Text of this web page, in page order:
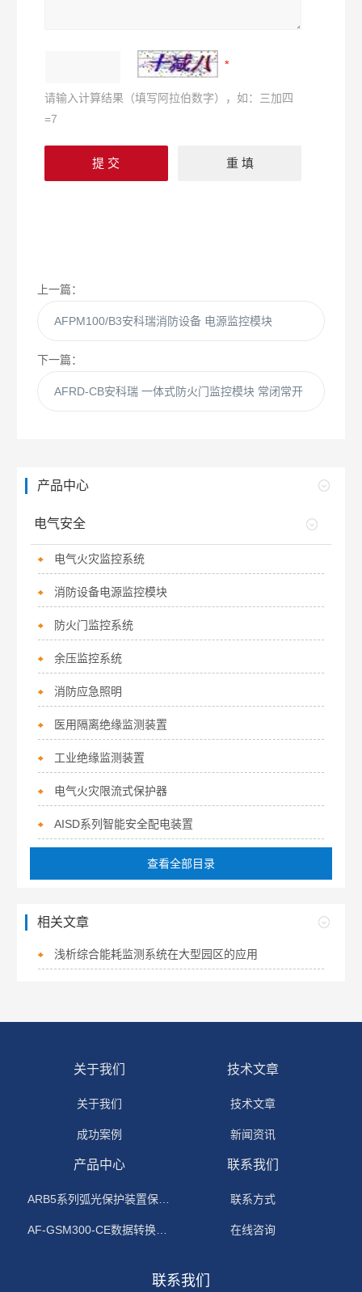
请输入计算结果（填写阿拉伯数字），如：三加四
=7
上一篇：
AFPM100/B3安科瑞消防设备 电源监控模块
下一篇：
AFRD-CB安科瑞 一体式防火门监控模块 常闭常开
产品中心
电气安全
电气火灾监控系统
消防设备电源监控模块
防火门监控系统
余压监控系统
消防应急照明
医用隔离绝缘监测装置
工业绝缘监测装置
电气火灾限流式保护器
AISD系列智能安全配电装置
查看全部目录
相关文章
浅析综合能耗监测系统在大型园区的应用
关于我们
关于我们
成功案例
技术文章
技术文章
新闻资讯
产品中心
ARB5系列弧光保护装置保护功能原理
AF-GSM300-CE数据转换模块
联系我们
联系方式
在线咨询
联系我们